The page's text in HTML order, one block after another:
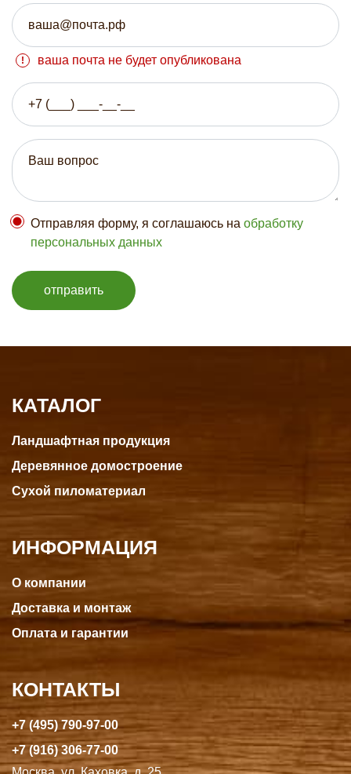
ваша почта не будет опубликована
Отправляя форму, я соглашаюсь на обработку
персональных данных
отправить
КАТАЛОГ
Ландшафтная продукция
Деревянное домостроение
Сухой пиломатериал
ИНФОРМАЦИЯ
О компании
Доставка и монтаж
Оплата и гарантии
КОНТАКТЫ
+7 (495) 790-97-00
+7 (916) 306-77-00